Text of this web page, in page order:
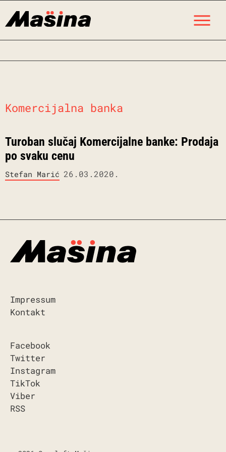
Komercijalna banka
Turoban slučaj Komercijalne banke: Prodaja
po svaku cenu
Stefan Marić 26.03.2020.
Impressum
Kontakt
Facebook
Twitter
Instagram
TikTok
Viber
RSS